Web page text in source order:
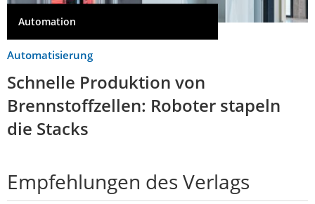
Automation
Automatisierung
Schnelle Produktion von
Brennstoffzellen: Roboter stapeln
die Stacks
Empfehlungen des Verlags